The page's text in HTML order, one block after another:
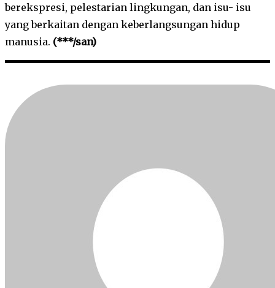
berekspresi, pelestarian lingkungan, dan isu- isu
yang berkaitan dengan keberlangsungan hidup
manusia. (***/san)